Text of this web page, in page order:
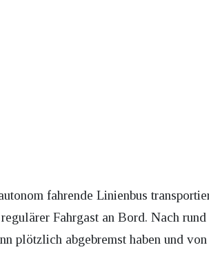
fahrende Linienbus
Fahrgast an Bord. Nach
plötzlich abgebremst haben und